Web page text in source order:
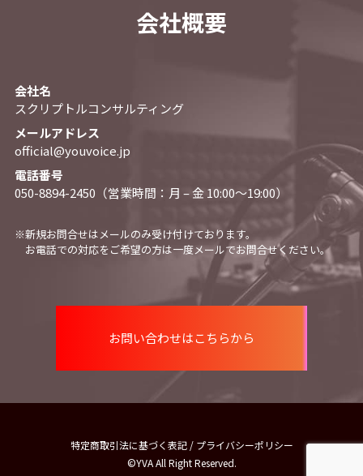
会社概要
会社名
スクリプトルコンサルティング
メールアドレス
official@youvoice.jp
電話番号
050-8894-2450（営業時間：月 – 金 10:00〜19:00）
※新規お問合せはメールのみ受け付けております。
お電話での対応をご希望の方は一度メールでお問合せください。
お問い合わせはこちらから
特定商取引法に基づく表記/ プライバシーポリシー
©YVA All Right Reserved.